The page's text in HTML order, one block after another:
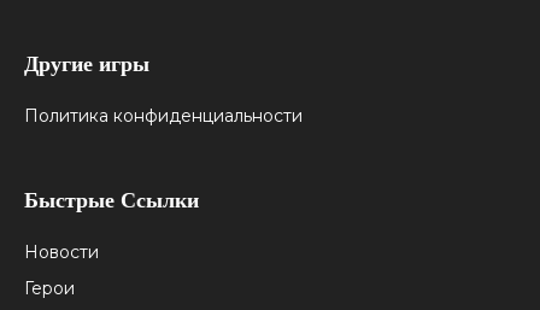
Другие игры
Политика конфиденциальности
Быстрые Ссылки
Новости
Герои